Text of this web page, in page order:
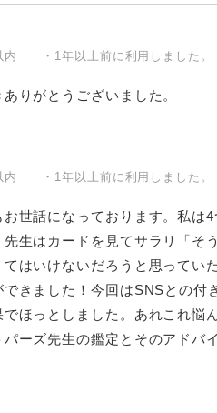
内 ・1年以上前に利用しました。
りがとうございました。
内 ・1年以上前に利用しました。
世話になっております。私は
生はカードを見てサラリ「そ
はいけないだろうと思ってい
できました！今回はSNSとの
ほっとしました。あれこれ悩
ーズ先生の鑑定とそのアドバ